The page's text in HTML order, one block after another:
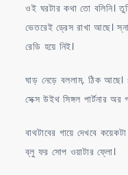
ওই ঘরটার কথা তো বলিনি।
ভেতরেই ড্রেস রাখা আছে।
রেডি হয়ে নিই।
ঘাড় নেড়ে বললাম, ঠিক
সেক্স উইথ সিঙ্গল পার্টনার
বাথটাবের গায়ে দেখবে
ব্লু ফর সোপ ওয়াটার ফ্লো।